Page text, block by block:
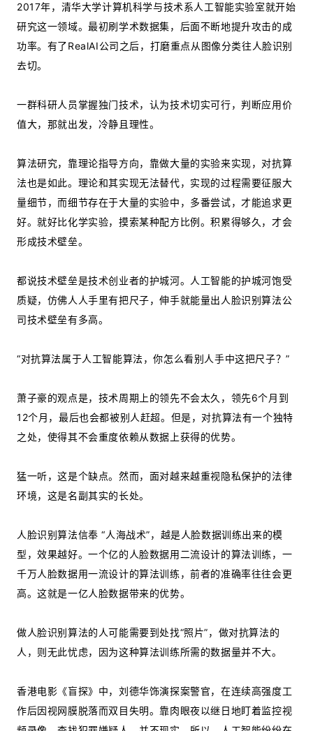
2017年，清华大学计算机科学与技术系人工智能实验室就开始
研究这一领域。最初刷学术数据集，后面不断地提升攻击的成
功率。有了RealAI公司之后，打磨重点从图像分类往人脸识别
去切。
一群科研人员掌握独门技术，认为技术切实可行，判断应用价
值大，那就出发，冷静且理性。
算法研究，靠理论指导方向，靠做大量的实验来实现，对抗算
法也是如此。理论和其实现无法替代，实现的过程需要征服大
量细节，而细节存在于大量的实验中，多番尝试，才能追求更
好。就好比化学实验，摸索某种配方比例。积累得够久，才会
形成技术壁垒。
都说技术壁垒是技术创业者的护城河。人工智能的护城河饱受
质疑，仿佛人人手里有把尺子，伸手就能量出人脸识别算法公
司技术壁垒有多高。
“对抗算法属于人工智能算法，你怎么看别人手中这把尺子？”
萧子豪的观点是，技术周期上的领先不会太久，领先6个月到
12个月，最后也会都被别人赶超。但是，对抗算法有一个独特
之处，使得其不会重度依赖从数据上获得的优势。
猛一听，这是个缺点。然而，面对越来越重视隐私保护的法律
环境，这是名副其实的长处。
人脸识别算法信奉 “人海战术”，越是人脸数据训练出来的模
型，效果越好。一个亿的人脸数据用二流设计的算法训练，一
千万人脸数据用一流设计的算法训练，前者的准确率往往会更
高。这就是一亿人脸数据带来的优势。
做人脸识别算法的人可能需要到处找“照片”，做对抗算法的
人，则无此忧虑，因为这种算法训练所需的数据量并不大。
香港电影《盲探》中，刘德华饰演探案警官，在连续高强度工
作后因视网膜脱落而双目失明。靠肉眼夜以继日地盯着监控视